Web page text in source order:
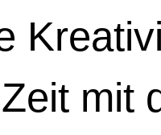
mit